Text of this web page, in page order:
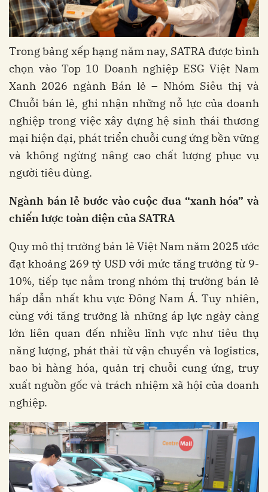
Trong bảng xếp hạng năm nay, SATRA được bình
chọn vào Top 10 Doanh nghiệp ESG Việt Nam
Xanh 2026 ngành Bán lẻ – Nhóm Siêu thị và
Chuỗi bán lẻ, ghi nhận những nỗ lực của doanh
nghiệp trong việc xây dựng hệ sinh thái thương
mại hiện đại, phát triển chuỗi cung ứng bền vững
và không ngừng nâng cao chất lượng phục vụ
người tiêu dùng.
Ngành bán lẻ bước vào cuộc đua “xanh hóa” và
chiến lược toàn diện của SATRA
Quy mô thị trường bán lẻ Việt Nam năm 2025 ước
đạt khoảng 269 tỷ USD với mức tăng trưởng từ 9-
10%, tiếp tục nằm trong nhóm thị trường bán lẻ
hấp dẫn nhất khu vực Đông Nam Á. Tuy nhiên,
cùng với tăng trưởng là những áp lực ngày càng
lớn liên quan đến nhiều lĩnh vực như tiêu thụ
năng lượng, phát thải từ vận chuyển và logistics,
bao bì hàng hóa, quản trị chuỗi cung ứng, truy
xuất nguồn gốc và trách nhiệm xã hội của doanh
nghiệp.